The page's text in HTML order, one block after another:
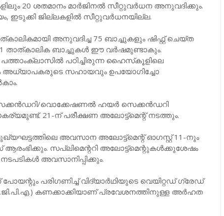
20 ശതമാനം മാര്‍ജിനല്‍ സീറ്റുവര്‍ധന അനുവദിക്കും.
ഇടുക്കി ജില്ലകളില്‍ സീറ്റുവര്‍ധനയില്ല.
അനുവദിച്ച 75 ബാച്ചുകളും ഷിഫ്റ്റ് ചെയ്ത
താത്കാലിക ബാച്ചുകള്‍ ഈ വര്‍ഷമുണ്ടാകും.
പഠിച്ചിരുന്ന ഹൈസ്‌കൂളിലെ
അധ്യാപകരുടെ സഹായവും ഉപയോഗിച്ചോ
വൊക്കേഷണല്‍ ഹയര്‍ സെക്കന്‍ഡറി
21-ന് പരീക്ഷണ അലോട്ട്മെന്റ് നടത്തും.
അവസാന അലോട്ട്മെന്റ് ഓഗസ്റ്റ് 11-നും
സപ്ലിമെന്ററി അലോട്ട്മെന്റുകള്‍ക്കുശേഷം
അവസാനിപ്പിക്കും.
പരിഗണിച്ച് വിദ്യാര്‍ഥിയുടെ വെയിറ്റഡ് ഗ്രേഡ്
കണക്കാക്കിയാണ് പ്രവേശനത്തിനുള്ള അര്‍ഹത